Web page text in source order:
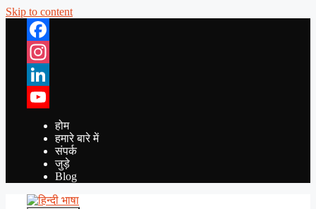
Skip to content
Facebook
Instagram
LinkedIn
YouTube
होम
हमारे बारे में
संपर्क
जुड़े
Blog